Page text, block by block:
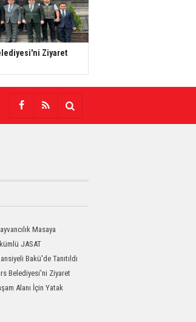
Ziyaret
Masaya
JASAT
Bakü'de Tanıtıldı
Belediyesi'ni Ziyaret
Alanı İçin Yatak